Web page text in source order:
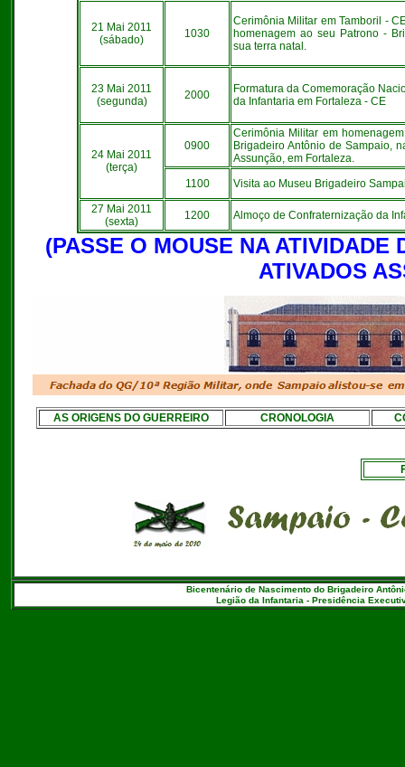
21 Mai 2011
(sábado)
1030
Cerimônia Militar em Tamboril -
homenagem ao seu Patrono -
sua terra natal.
23 Mai 2011
(segunda)
2000
Formatura da Comemoração
da Infantaria em Fortaleza - CE
24 Mai 2011
(terça)
0900
Cerimônia Militar em
Brigadeiro Antônio de Sampaio,
Assunção, em Fortaleza.
1100
Visita ao Museu Brigadeiro
27 Mai 2011
(sexta)
1200 Almoço de Confraternização da
(PASSE O MOUSE NA
ATIVADOS
AS ORIGENS DO GUERREIRO CRONOLOGIA
Bicentenário de Nascimento do Brigadeiro
Legião da Infantaria - Presidência